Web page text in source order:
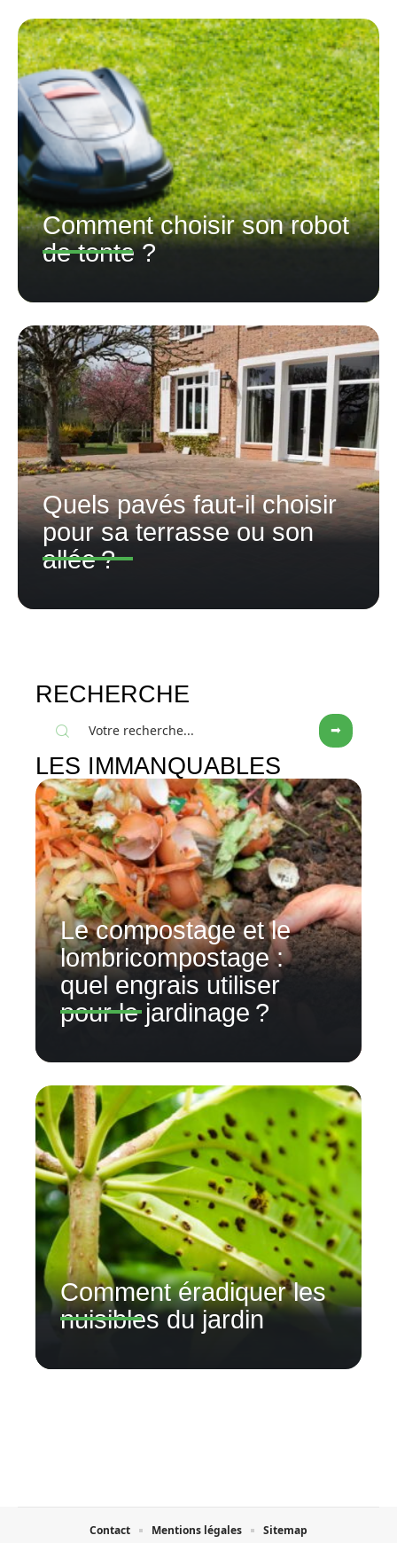
Comment choisir son robot
de tonte ?
Quels pavés faut-il choisir
pour sa terrasse ou son
allée ?
RECHERCHE
LES IMMANQUABLES
Le compostage et le
lombricompostage :
quel engrais utiliser
pour le jardinage ?
Comment éradiquer les
nuisibles du jardin
Contact Mentions légales Sitemap